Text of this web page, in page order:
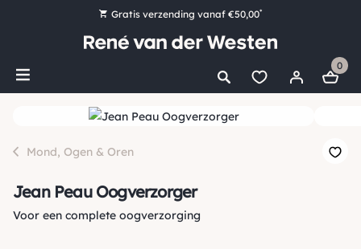
Gratis verzending vanaf €50,00*
Bestel nu, betaal later met Klarna
Ruim 16.000 artikelen op voorraad
0
Mond, Ogen & Oren
Jean Peau Oogverzorger
Voor een complete oogverzorging